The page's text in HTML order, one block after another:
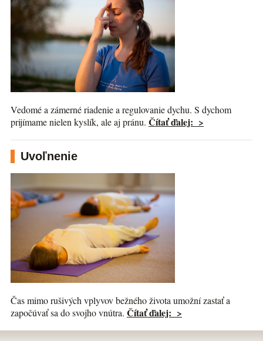
Vedomé a zámerné riadenie a regulovanie dychu. S dychom
prijímame nielen kyslík, ale aj pránu. Čítať ďalej: >
Uvoľnenie
Čas mimo rušivých vplyvov bežného života umožní zastať a
započúvať sa do svojho vnútra. Čítať ďalej: >